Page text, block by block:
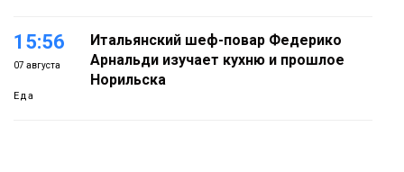
15:56
07 августа
Еда
Итальянский шеф-повар Федерико
Арнальди изучает кухню и прошлое
Норильска